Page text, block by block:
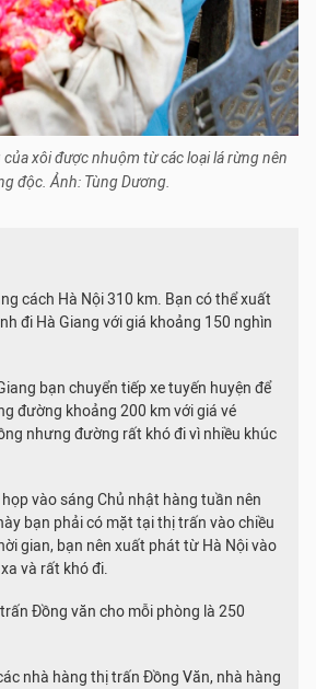
xôi được nhuộm từ các loại lá rừng nên
độc. Ảnh: Tùng Dương.
cách Hà Nội 310 km. Bạn có thể xuất
đi Hà Giang với giá khoảng 150 nghìn
bạn chuyển tiếp xe tuyến huyện để
đường khoảng 200 km với giá vé
nhưng đường rất khó đi vì nhiều khúc
vào sáng Chủ nhật hàng tuần nên
bạn phải có mặt tại thị trấn vào chiều
gian, bạn nên xuất phát từ Hà Nội vào
và rất khó đi.
Đồng văn cho mỗi phòng là 250
nhà hàng thị trấn Đồng Văn, nhà hàng